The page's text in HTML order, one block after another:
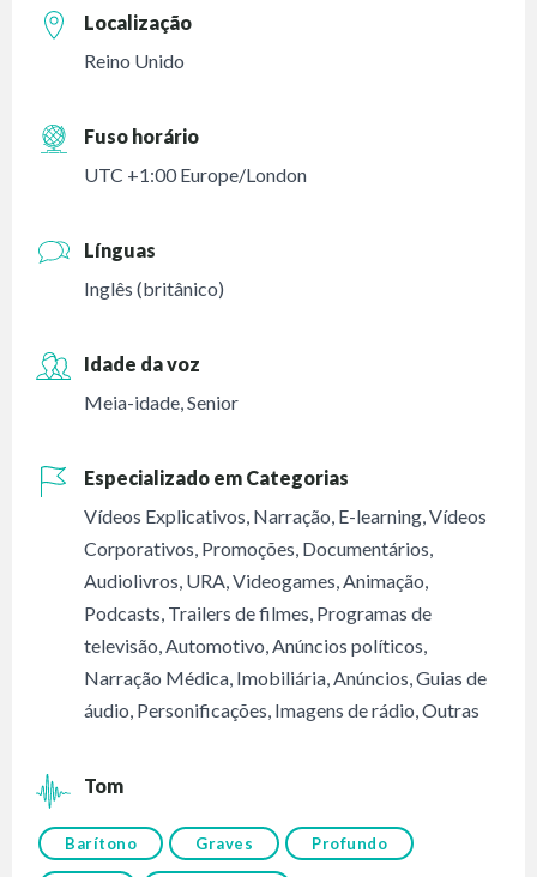
Localização
Reino Unido
Fuso horário
UTC +1:00 Europe/London
Línguas
Inglês (britânico)
Idade da voz
Meia-idade,Senior
Especializado em Categorias
Vídeos Explicativos, Narração, E-learning,Vídeos
Corporativos, Promoções, Documentários,
Audiolivros, URA,Videogames,Animação,
Podcasts, Trailers de filmes, Programas de
televisão,Automotivo,Anúncios políticos,
Narração Médica, Imobiliária,Anúncios,Guias de
áudio, Personificações, Imagens de rádio,Outras
Tom
Barítono Graves Profundo